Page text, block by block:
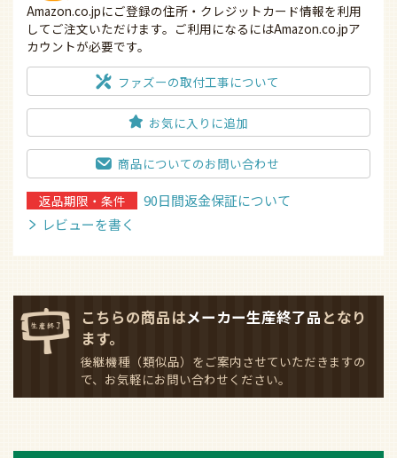
Amazon.co.jpにご登録の住所・クレジットカード情報を利用
してご注文いただけます。ご利用になるにはAmazon.co.jpア
カウントが必要です。
ファズーの取付工事について
お気に入りに追加
商品についてのお問い合わせ
返品期限・条件
90日間返金保証について
レビューを書く
こちらの商品はメーカー生産終了品 となり
ます。
後継機種（類似品）をご案内させていただきますの
で、お気軽にお問い合わせください。